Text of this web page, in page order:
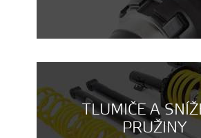
TLUMIČE A
PRUŽINY